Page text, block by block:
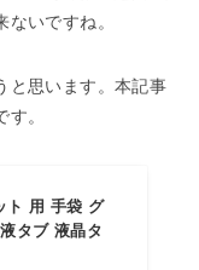
いですね。
と思います。本記事
。
ト 用 手袋 グ
タブ 液晶タ